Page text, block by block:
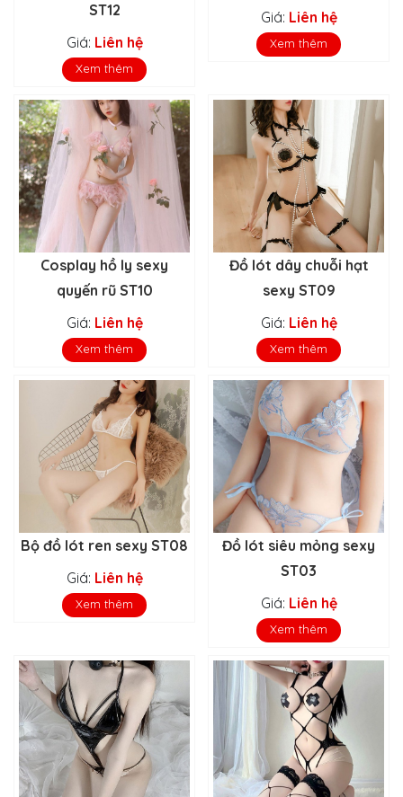
ST12
Giá: Liên hệ
Xem thêm
Giá: Liên hệ
Xem thêm
Cosplay hồ ly sexy
quyến rũ ST10
Giá: Liên hệ
Xem thêm
Đồ lót dây chuỗi hạt
sexy ST09
Giá: Liên hệ
Xem thêm
Bộ đồ lót ren sexy ST08
Giá: Liên hệ
Xem thêm
Đồ lót siêu mỏng sexy
ST03
Giá: Liên hệ
Xem thêm